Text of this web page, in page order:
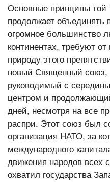
Основные принципы той
продолжает объединять
огромное большинство
континентах, требуют от
природу этого
новый Священный союз,
руководимый с
центром и
дней, несмотря на все
распри. Этот союз был
организация НАТО, за
международного
движения народов всех
охватил государства